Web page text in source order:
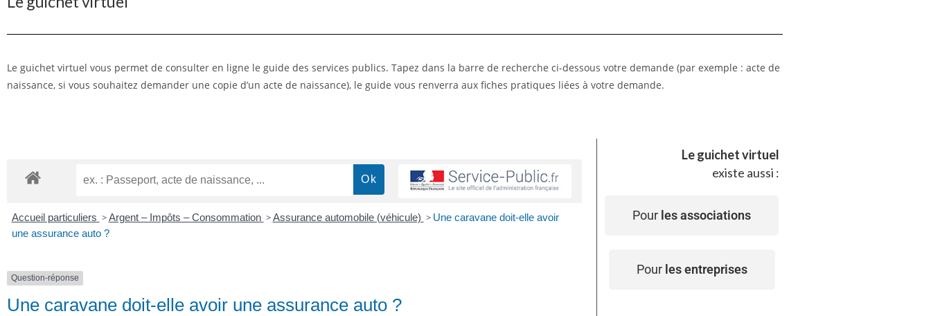
Le guichet virtuel vous permet de consulter en ligne le guide des services publics. Tapez dans la barre de recherche ci-dessous votre demande (par exemple : acte de
naissance, si vous souhaitez demander une copie d’un acte de naissance), le guide vous renverra aux fiches pratiques liées à votre demande.
Accueil particuliers > Argent – Impôts – Consommation > Assurance automobile (véhicule) > Une caravane doit-elle avoir
une assurance auto ?
Question-réponse
Une caravane doit-elle avoir une assurance auto ?
Le guichet virtuel
existe aussi :
Pour les associations
Pour les entreprises